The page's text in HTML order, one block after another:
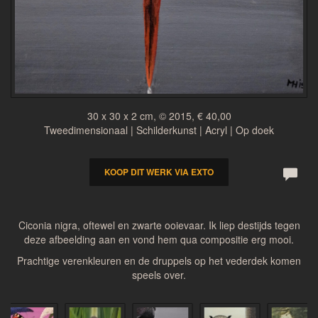
30 x 30 x 2 cm, © 2015, € 40,00
Tweedimensionaal | Schilderkunst | Acryl | Op doek
KOOP DIT WERK VIA EXTO
Ciconia nigra, oftewel en zwarte ooievaar. Ik liep destijds tegen
deze afbeelding aan en vond hem qua compositie erg mooi.
Prachtige verenkleuren en de druppels op het vederdek komen
speels over.